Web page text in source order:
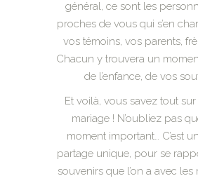
général, ce sont les
proches de vous qui s’en
vos témoins, vos parents,
Chacun y trouvera un
de l’enfance, de vos
Et voilà, vous savez tout
mariage ! N’oubliez pas
moment important… C’est
partage unique, pour se
souvenirs que l’on a avec les